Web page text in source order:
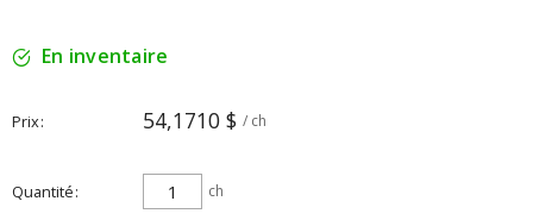
En inventaire
Prix 54,1710 $ / ch
Quantité ch